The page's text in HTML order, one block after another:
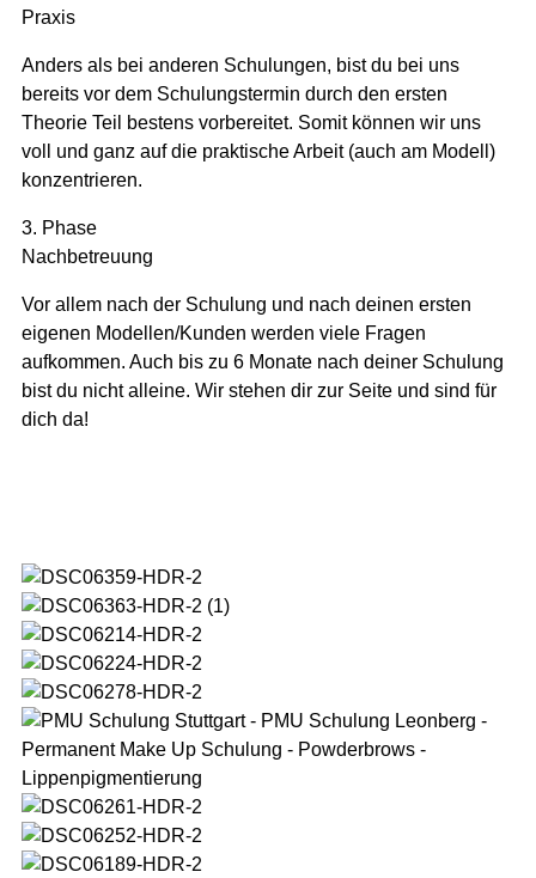
Praxis
Anders als bei anderen Schulungen, bist du bei uns
bereits vor dem Schulungstermin durch den ersten
Theorie Teil bestens vorbereitet. Somit können wir uns
voll und ganz auf die praktische Arbeit (auch am Modell)
konzentrieren.
3. Phase
Nachbetreuung
Vor allem nach der Schulung und nach deinen ersten
eigenen Modellen/Kunden werden viele Fragen
aufkommen. Auch bis zu 6 Monate nach deiner Schulung
bist du nicht alleine. Wir stehen dir zur Seite und sind für
dich da!